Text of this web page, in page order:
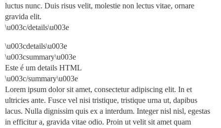
luctus nunc. Duis risus velit, molestie non lectus vitae, ornare
gravida elit.
\u003c/details\u003e
\u003cdetails\u003e
\u003csummary\u003e
Este é um details HTML
\u003c/summary\u003e
Lorem ipsum dolor sit amet, consectetur adipiscing elit. In et
ultricies ante. Fusce vel nisi tristique, tristique urna ut, dapibus
lacus. Nulla dignissim quis ex a interdum. Integer nisl nisl, egestas
in efficitur a, gravida vitae odio. Proin ut velit sit amet quam